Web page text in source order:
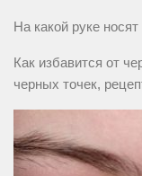
На какой руке
Как избавится от
черных точек,